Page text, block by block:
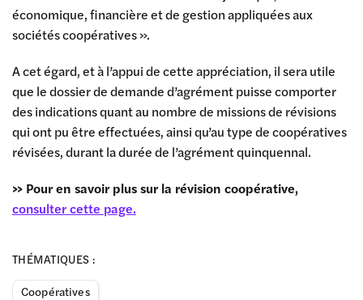
THÉMATIQUES :
Coopératives
économique, financière et de gestion appliquées aux
sociétés coopératives ».
A cet égard, et à l’appui de cette appréciation, il sera utile
que le dossier de demande d’agrément puisse comporter
des indications quant au nombre de missions de révisions
qui ont pu être effectuées, ainsi qu’au type de coopératives
révisées, durant la durée de l’agrément quinquennal.
>> Pour en savoir plus sur la révision coopérative,
consulter cette page.